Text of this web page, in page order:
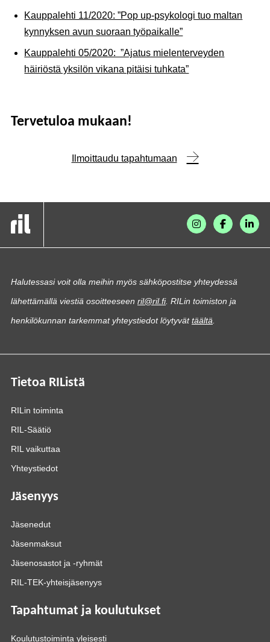
Kauppalehti 11/2020: ”Pop up-psykologi tuo maltan
kynnyksen avun suoraan työpaikalle”
Kauppalehti 05/2020: ”Ajatus mielenterveyden
häiriöstä yksilön vikana pitäisi tuhkata”
Tervetuloa mukaan!
Ilmoittaudu tapahtumaan
Halutessasi voit olla meihin myös sähköpostitse yhteydessä
lähettämällä viestiä osoitteeseen ril@ril.fi. RILin toimiston ja
henkilökunnan tarkemmat yhteystiedot löytyvättäältä
Tietoa RIListä
RILin toiminta
RIL-Säätiö
RIL vaikuttaa
Yhteystiedot
Jäsenyys
Jäsenedut
Jäsenmaksut
Jäsenosastot ja -ryhmät
RIL-TEK-yhteisjäsenyys
Tapahtumat ja koulutukset
Koulutustoiminta yleisesti